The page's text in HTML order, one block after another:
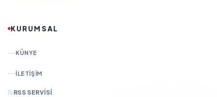
KURUMSAL
KÜNYE
İLETIŞIM
RSS SERVISI